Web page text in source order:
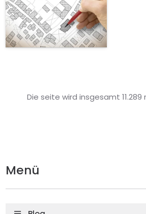
Die seite wird insgesamt
Menü